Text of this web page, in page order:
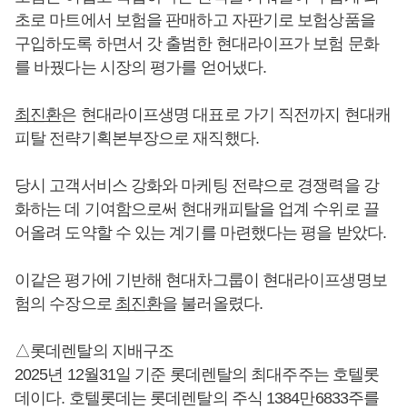
초로 마트에서 보험을 판매하고 자판기로 보험상품을
구입하도록 하면서 갓 출범한 현대라이프가 보험 문화
를 바꿨다는 시장의 평가를 얻어냈다.
최진환은 현대라이프생명 대표로 가기 직전까지 현대캐
피탈 전략기획본부장으로 재직했다.
당시 고객서비스 강화와 마케팅 전략으로 경쟁력을 강
화하는 데 기여함으로써 현대캐피탈을 업계 수위로 끌
어올려 도약할 수 있는 계기를 마련했다는 평을 받았다.
이같은 평가에 기반해 현대차그룹이 현대라이프생명보
험의 수장으로 최진환을 불러올렸다.
△롯데렌탈의 지배구조
2025년 12월31일 기준 롯데렌탈의 최대주주는 호텔롯
데이다. 호텔롯데는 롯데렌탈의 주식 1384만6833주를